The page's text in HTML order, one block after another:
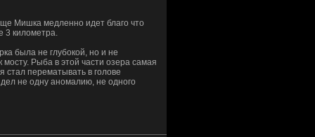
Мишка медленно идет благо что
3 километра.
была не глубокой, но и не
Рыба в этой части озера самая
стал перематывать в голове
не одну аномалию, не одного